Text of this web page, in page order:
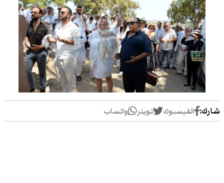
شارك: الفيسبوك تويتر واتساب